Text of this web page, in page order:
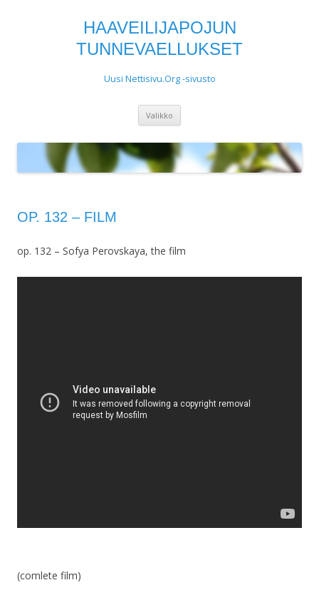
HAAVEILIJAPOJUN
TUNNEVAELLUKSET
Uusi Nettisivu.Org -sivusto
Valikko
OP. 132 – FILM
op. 132 – Sofya Perovskaya, the film
(comlete film)